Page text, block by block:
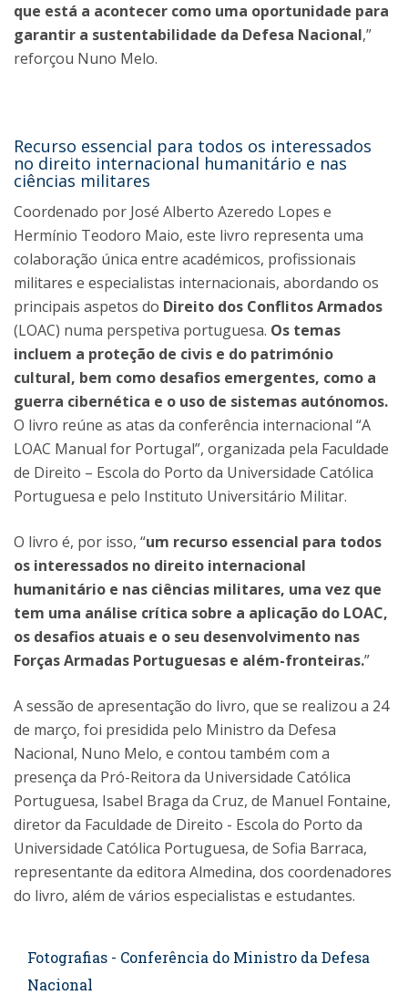
que está a acontecer como uma oportunidade para
garantir a sustentabilidade da Defesa Nacional,”
reforçou Nuno Melo.
Recurso essencial para todos os interessados
no direito internacional humanitário e nas
ciências militares
Coordenado por José Alberto Azeredo Lopes e
Hermínio Teodoro Maio, este livro representa uma
colaboração única entre académicos, profissionais
militares e especialistas internacionais, abordando os
principais aspetos do Direito dos Conflitos Armados
(LOAC) numa perspetiva portuguesa. Os temas
incluem a proteção de civis e do património
cultural, bem como desafios emergentes, como a
guerra cibernética e o uso de sistemas autónomos.
O livro reúne as atas da conferência internacional “A
LOAC Manual for Portugal”, organizada pela Faculdade
de Direito – Escola do Porto da Universidade Católica
Portuguesa e pelo Instituto Universitário Militar.
O livro é, por isso, “um recurso essencial para todos
os interessados no direito internacional
humanitário e nas ciências militares, uma vez que
tem uma análise crítica sobre a aplicação do LOAC,
os desafios atuais e o seu desenvolvimento nas
Forças Armadas Portuguesas e além-fronteiras.”
A sessão de apresentação do livro, que se realizou a 24
de março, foi presidida pelo Ministro da Defesa
Nacional, Nuno Melo, e contou também com a
presença da Pró-Reitora da Universidade Católica
Portuguesa, Isabel Braga da Cruz, de Manuel Fontaine,
diretor da Faculdade de Direito - Escola do Porto da
Universidade Católica Portuguesa, de Sofia Barraca,
representante da editora Almedina, dos coordenadores
do livro, além de vários especialistas e estudantes.
Fotografias - Conferência do Ministro da Defesa
Nacional